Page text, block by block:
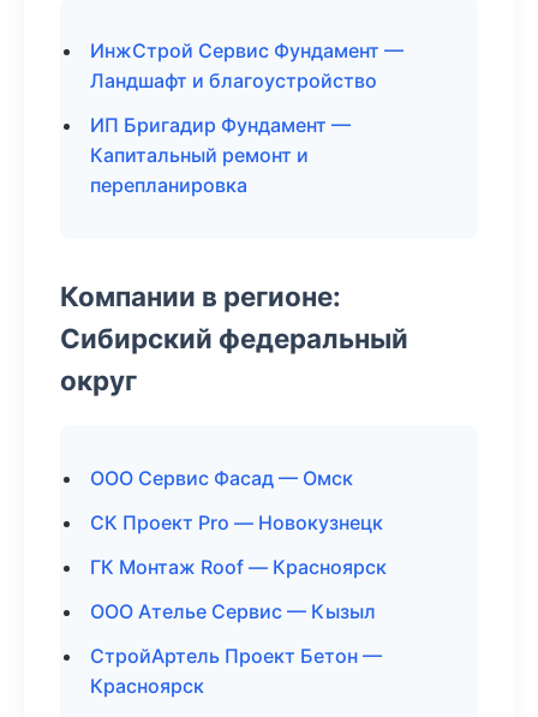
ИнжСтрой Сервис Фундамент —
Ландшафт и благоустройство
ИП Бригадир Фундамент —
Капитальный ремонт и
перепланировка
Компании в регионе:
Сибирский федеральный
округ
ООО Сервис Фасад — Омск
СК Проект Pro — Новокузнецк
ГК Монтаж Roof — Красноярск
ООО Ателье Сервис — Кызыл
СтройАртель Проект Бетон —
Красноярск